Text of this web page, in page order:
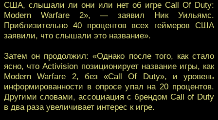
США, слышали ли они или нет об игре Call Of Duty:
Modern Warfare 2», — заявил Ник Уильямс.
Приблизительно 40 процентов всех геймеров США
заявили, что слышали это название».
Затем он продолжил: «Однако после того, как стало
ясно, что Activision позиционирует название игры, как
Modern Warfare 2, без «Call Of Duty», и уровень
информированности в опросе упал на 20 процентов.
Другими словами, ассоциация с брендом Call of Duty
в два раза увеличивает интерес к игре.